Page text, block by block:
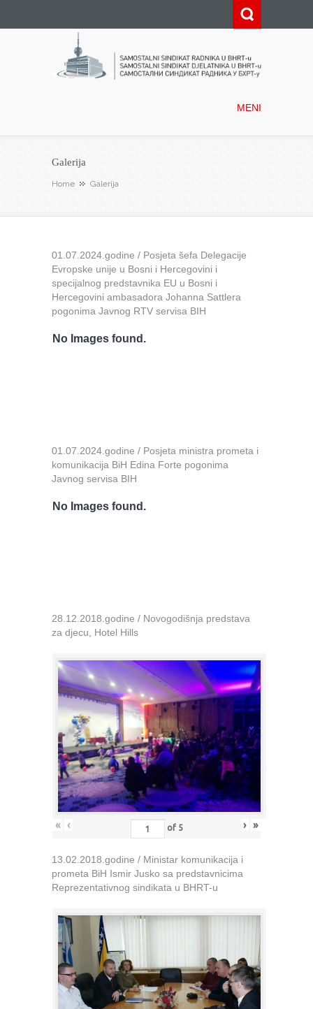
MENI
Galerija
Home Galerija
01.07.2024.godine / Posjeta šefa Delegacije
Evropske unije u Bosni i Hercegovini i
specijalnog predstavnika EU u Bosni i
Hercegovini ambasadora Johanna Sattlera
pogonima Javnog RTV servisa BIH
No Images found.
01.07.2024.godine / Posjeta ministra prometa i
komunikacija BiH Edina Forte pogonima
Javnog servisa BIH
No Images found.
28.12.2018.godine / Novogodišnja predstava
za djecu, Hotel Hills
« ‹ of 5 › »
13.02.2018.godine / Ministar komunikacija i
prometa BiH Ismir Jusko sa predstavnicima
Reprezentativnog sindikata u BHRT-u